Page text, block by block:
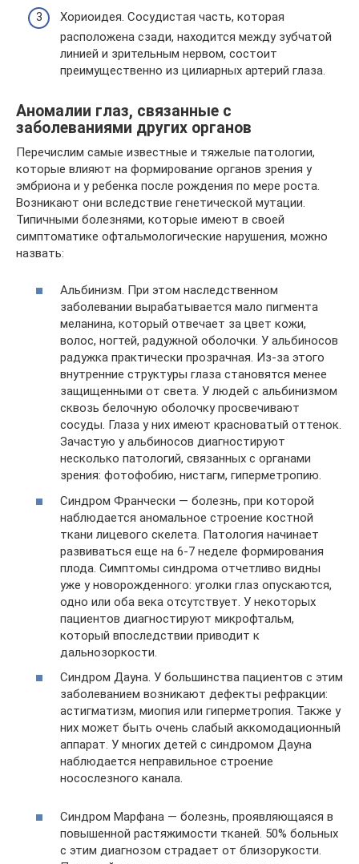
Хориоидея. Сосудистая часть, которая
расположена сзади, находится между зубчатой
линией и зрительным нервом, состоит
преимущественно из цилиарных артерий глаза.
Аномалии глаз, связанные с
заболеваниями других органов
Перечислим самые известные и тяжелые патологии,
которые влияют на формирование органов зрения у
эмбриона и у ребенка после рождения по мере роста.
Возникают они вследствие генетической мутации.
Типичными болезнями, которые имеют в своей
симптоматике офтальмологические нарушения, можно
назвать:
Альбинизм. При этом наследственном
заболевании вырабатывается мало пигмента
меланина, который отвечает за цвет кожи,
волос, ногтей, радужной оболочки. У альбиносов
радужка практически прозрачная. Из-за этого
внутренние структуры глаза становятся менее
защищенными от света. У людей с альбинизмом
сквозь белочную оболочку просвечивают
сосуды. Глаза у них имеют красноватый оттенок.
Зачастую у альбиносов диагностируют
несколько патологий, связанных с органами
зрения: фотофобию, нистагм, гиперметропию.
Синдром Франчески — болезнь, при которой
наблюдается аномальное строение костной
ткани лицевого скелета. Патология начинает
развиваться еще на 6-7 неделе формирования
плода. Симптомы синдрома отчетливо видны
уже у новорожденного: уголки глаз опускаются,
одно или оба века отсутствует. У некоторых
пациентов диагностируют микрофтальм,
который впоследствии приводит к
дальнозоркости.
Синдром Дауна. У большинства пациентов с этим
заболеванием возникают дефекты рефракции:
астигматизм, миопия или гиперметропия. Также у
них может быть очень слабый аккомодационный
аппарат. У многих детей с синдромом Дауна
наблюдается неправильное строение
носослезного канала.
Синдром Марфана — болезнь, проявляющаяся в
повышенной растяжимости тканей. 50% больных
с этим диагнозом страдает от близорукости.